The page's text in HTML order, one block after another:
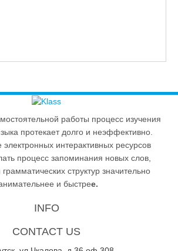
работы процесс изучения
протекает долго и неэффективно.
электронных интерактивных ресурсов
процесс запоминания новых слов,
структур значительно
и быстрее.
INFO
CONTACT US